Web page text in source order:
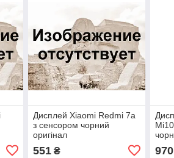
Дисплей Xiaomi Redmi 7a
з сенсором чорний
оригінал
551₴ 970